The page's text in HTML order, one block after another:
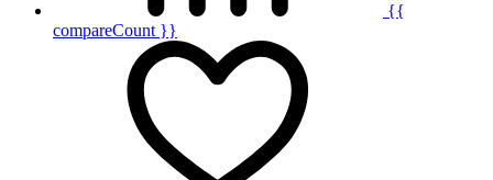
{{
compareCount }}